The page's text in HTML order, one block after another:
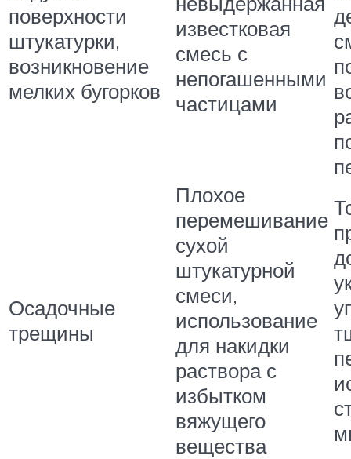
поверхности
штукатурки,
возникновение
мелких бугорков
известковая
смесь с
непогашенными
частицами
Осадочные
трещины
Плохое
перемешивание
сухой
штукатурной
смеси,
использование
для накидки
раствора с
избытком
вяжущего
вещества